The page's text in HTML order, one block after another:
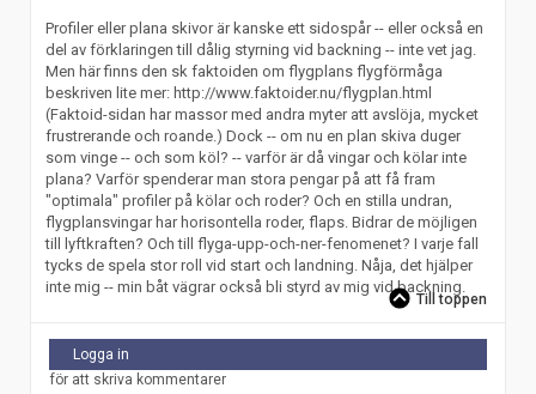
Profiler eller plana skivor är kanske ett sidospår -- eller också en
del av förklaringen till dålig styrning vid backning -- inte vet jag.
Men här finns den sk faktoiden om flygplans flygförmåga
beskriven lite mer: http://www.faktoider.nu/flygplan.html
(Faktoid-sidan har massor med andra myter att avslöja, mycket
frustrerande och roande.) Dock -- om nu en plan skiva duger
som vinge -- och som köl? -- varför är då vingar och kölar inte
plana? Varför spenderar man stora pengar på att få fram
"optimala" profiler på kölar och roder? Och en stilla undran,
flygplansvingar har horisontella roder, flaps. Bidrar de möjligen
till lyftkraften? Och till flyga-upp-och-ner-fenomenet? I varje fall
tycks de spela stor roll vid start och landning. Nåja, det hjälper
inte mig -- min båt vägrar också bli styrd av mig vid backning.
Till toppen
Logga in
för att skriva kommentarer